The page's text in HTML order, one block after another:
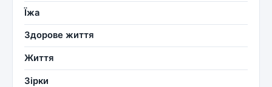
Їжа
Здорове життя
Життя
Зірки